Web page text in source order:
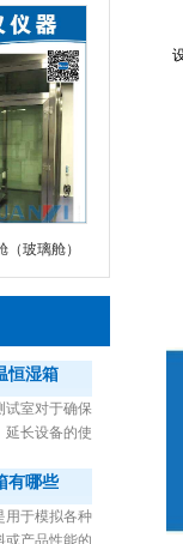
（玻璃舱）
不锈钢）
恒湿箱
试室对于确保
延长设备的使
有哪些
用于模拟各种
或产品性能的